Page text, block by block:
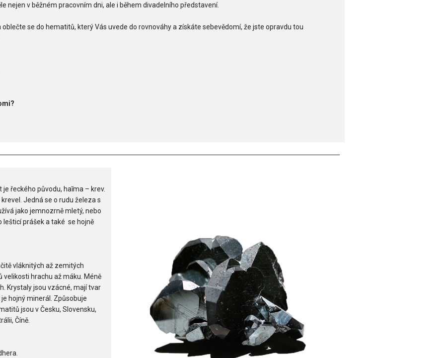
nejen v běžném pracovním dni, ale i během divadelního představení.
se do hematitů, který Vás uvede do rovnováhy a získáte sebevědomí, že jste opravdu tou
řeckého původu, haĩma – krev.
Jedná se o rudu železa s
jako jemnozrně mletý, nebo
lešticí prášek a také se hojně
vláknitých až zemitých
hrachu až máku. Méně
Krystaly jsou vzácné, mají tvar
hojný minerál. Způsobuje
jsou v Česku, Slovensku,
Číně.